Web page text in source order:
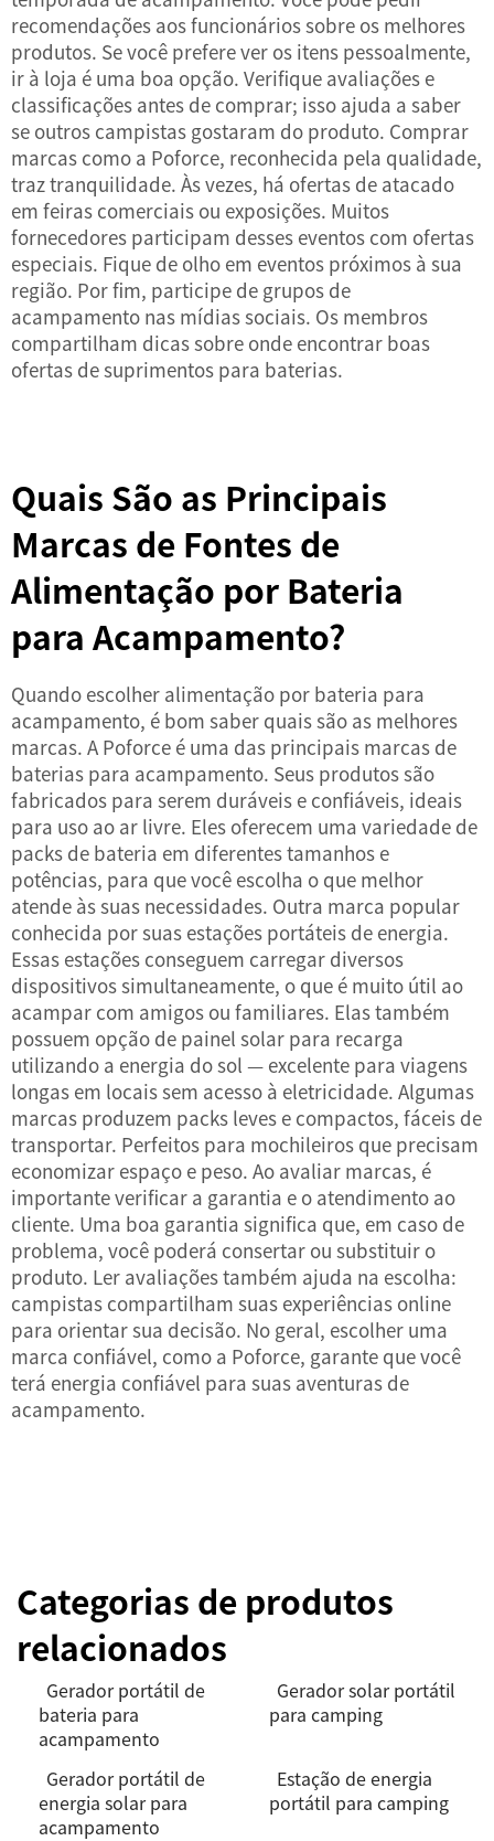
recomendações aos funcionários sobre os melhores
produtos. Se você prefere ver os itens pessoalmente,
ir à loja é uma boa opção. Verifique avaliações e
classificações antes de comprar; isso ajuda a saber
se outros campistas gostaram do produto. Comprar
marcas como a Poforce, reconhecida pela qualidade,
traz tranquilidade. Às vezes, há ofertas de atacado
em feiras comerciais ou exposições. Muitos
fornecedores participam desses eventos com ofertas
especiais. Fique de olho em eventos próximos à sua
região. Por fim, participe de grupos de
acampamento nas mídias sociais. Os membros
compartilham dicas sobre onde encontrar boas
ofertas de suprimentos para baterias.
Quais São as Principais
Marcas de Fontes de
Alimentação por Bateria
para Acampamento?
Quando escolher alimentação por bateria para
acampamento, é bom saber quais são as melhores
marcas. A Poforce é uma das principais marcas de
baterias para acampamento. Seus produtos são
fabricados para serem duráveis e confiáveis, ideais
para uso ao ar livre. Eles oferecem uma variedade de
packs de bateria em diferentes tamanhos e
potências, para que você escolha o que melhor
atende às suas necessidades. Outra marca popular
conhecida por suas estações portáteis de energia.
Essas estações conseguem carregar diversos
dispositivos simultaneamente, o que é muito útil ao
acampar com amigos ou familiares. Elas também
possuem opção de painel solar para recarga
utilizando a energia do sol — excelente para viagens
longas em locais sem acesso à eletricidade. Algumas
marcas produzem packs leves e compactos, fáceis de
transportar. Perfeitos para mochileiros que precisam
economizar espaço e peso. Ao avaliar marcas, é
importante verificar a garantia e o atendimento ao
cliente. Uma boa garantia significa que, em caso de
problema, você poderá consertar ou substituir o
produto. Ler avaliações também ajuda na escolha:
campistas compartilham suas experiências online
para orientar sua decisão. No geral, escolher uma
marca confiável, como a Poforce, garante que você
terá energia confiável para suas aventuras de
acampamento.
Categorias de produtos
relacionados
Gerador portátil de
bateria para
acampamento
Gerador solar portátil
para camping
Gerador portátil de
energia solar para
acampamento
Estação de energia
portátil para camping